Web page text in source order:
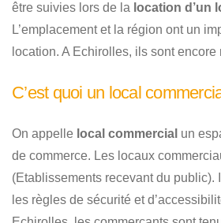
être suivies lors de la location d’un
L’emplacement et la région ont un
location. A Echirolles, ils sont encore
C’est quoi un local
On appelle local commercial un
de commerce. Les locaux
(Etablissements recevant du public).
les règles de sécurité et